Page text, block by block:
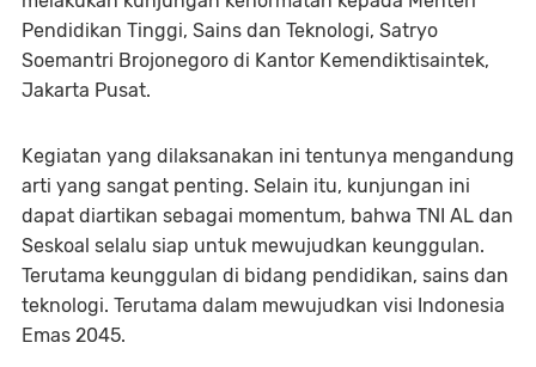
Pendidikan Tinggi, Sains dan Teknologi, Satryo
Soemantri Brojonegoro di Kantor Kemendiktisaintek,
Jakarta Pusat.
Kegiatan yang dilaksanakan ini tentunya mengandung
arti yang sangat penting. Selain itu, kunjungan ini
dapat diartikan sebagai momentum, bahwa TNI AL dan
Seskoal selalu siap untuk mewujudkan keunggulan.
Terutama keunggulan di bidang pendidikan, sains dan
teknologi. Terutama dalam mewujudkan visi Indonesia
Emas 2045.